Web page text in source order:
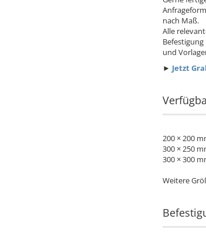
nach Maß.
Alle
und
► Jetzt
200 × 200
300 × 250
300 × 300
Weitere